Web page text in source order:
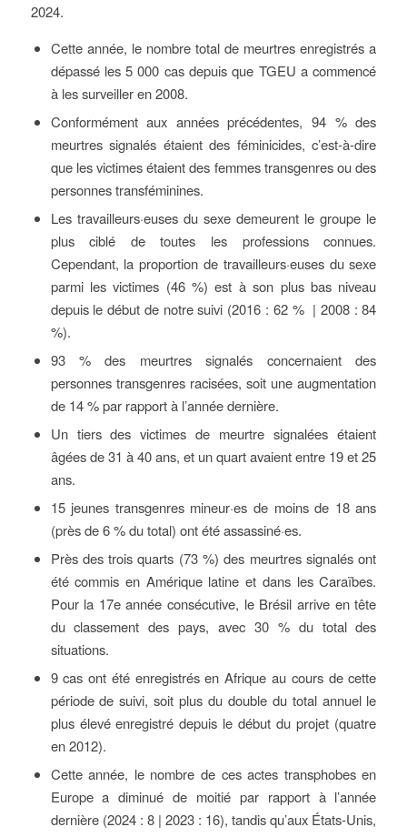
2024.
Cette année, le nombre total de meurtres enregistrés a
dépassé les 5 000 cas depuis que TGEU a commencé
à les surveiller en 2008.
Conformément aux années précédentes, 94 % des
meurtres signalés étaient des féminicides, c’est-à-dire
que les victimes étaient des femmes transgenres ou des
personnes transféminines.
Les travailleurs·euses du sexe demeurent le groupe le
plus ciblé de toutes les professions connues.
Cependant, la proportion de travailleurs·euses du sexe
parmi les victimes (46 %) est à son plus bas niveau
depuis le début de notre suivi (2016 : 62 % | 2008 : 84
%).
93 % des meurtres signalés concernaient des
personnes transgenres racisées, soit une augmentation
de 14 % par rapport à l’année dernière.
Un tiers des victimes de meurtre signalées étaient
âgées de 31 à 40 ans, et un quart avaient entre 19 et 25
ans.
15 jeunes transgenres mineur·es de moins de 18 ans
(près de 6 % du total) ont été assassiné·es.
Près des trois quarts (73 %) des meurtres signalés ont
été commis en Amérique latine et dans les Caraïbes.
Pour la 17e année consécutive, le Brésil arrive en tête
du classement des pays, avec 30 % du total des
situations.
9 cas ont été enregistrés en Afrique au cours de cette
période de suivi, soit plus du double du total annuel le
plus élevé enregistré depuis le début du projet (quatre
en 2012).
Cette année, le nombre de ces actes transphobes en
Europe a diminué de moitié par rapport à l’année
dernière (2024 : 8 | 2023 : 16), tandis qu’aux États-Unis,